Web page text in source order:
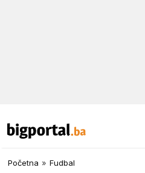
Početna » Fudbal